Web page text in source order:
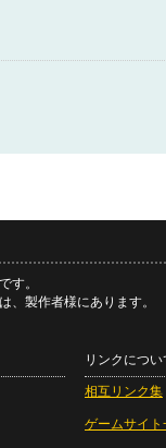
す。
、製作者様にあります。
リンクについ
相互リンク集
ゲームサイト